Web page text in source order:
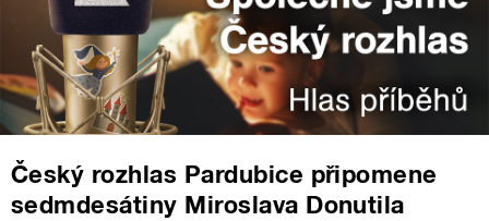
Český rozhlas Pardubice připomene
sedmdesátiny Miroslava Donutila